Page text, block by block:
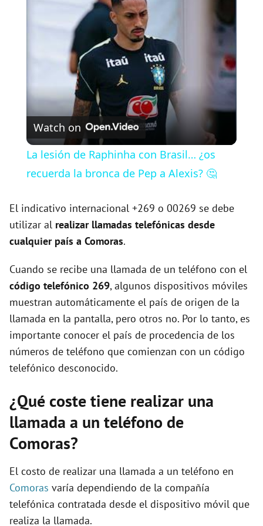
l
a
y
V
i
e
Watch on
La lesión de Raphinha con Brasil… ¿os
recuerda la bronca de Pep a Alexis? 🤔
El indicativo internacional +269 o 00269 se debe
utilizar al realizar llamadas telefónicas desde
cualquier país a Comoras.
Cuando se recibe una llamada de un teléfono con el
código telefónico 269, algunos dispositivos móviles
muestran automáticamente el país de origen de la
llamada en la pantalla, pero otros no. Por lo tanto, es
importante conocer el país de procedencia de los
números de teléfono que comienzan con un código
telefónico desconocido.
¿Qué coste tiene realizar una
llamada a un teléfono de
Comoras?
El costo de realizar una llamada a un teléfono en
Comoras varía dependiendo de la compañía
telefónica contratada desde el dispositivo móvil que
realiza la llamada.